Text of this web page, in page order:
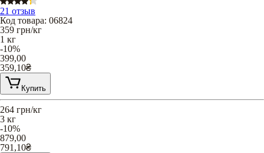
21 отзыв
Код товара: 06824
359 грн/кг
1 кг
-10%
399,00
359,10₴
Купить
264 грн/кг
3 кг
-10%
879,00
791,10₴